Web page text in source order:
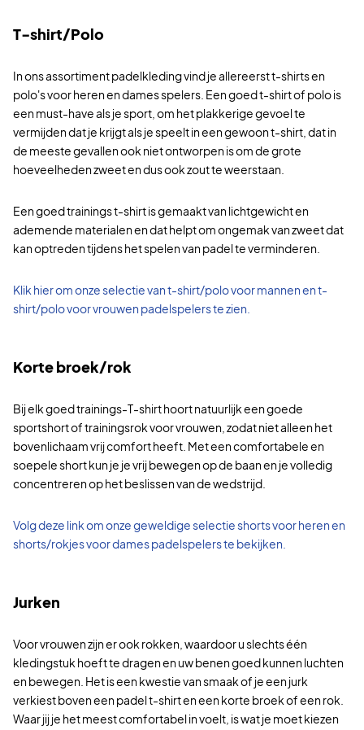
T-shirt/Polo
In ons assortiment padelkleding vind je allereerst t-shirts en
polo's voor heren en dames spelers. Een goed t-shirt of polo is
een must-have als je sport, om het plakkerige gevoel te
vermijden dat je krijgt als je speelt in een gewoon t-shirt, dat in
de meeste gevallen ook niet ontworpen is om de grote
hoeveelheden zweet en dus ook zout te weerstaan.
Een goed trainings t-shirt is gemaakt van lichtgewicht en
ademende materialen en dat helpt om ongemak van zweet dat
kan optreden tijdens het spelen van padel te verminderen.
Klik hier om onze selectie van t-shirt/polo voor mannen en t-
shirt/polo voor vrouwen padelspelers te zien.
Korte broek/rok
Bij elk goed trainings-T-shirt hoort natuurlijk een goede
sportshort of trainingsrok voor vrouwen, zodat niet alleen het
bovenlichaam vrij comfort heeft. Met een comfortabele en
soepele short kun je je vrij bewegen op de baan en je volledig
concentreren op het beslissen van de wedstrijd.
Volg deze link om onze geweldige selectie shorts voor heren en
shorts/rokjes voor dames padelspelers te bekijken.
Jurken
Voor vrouwen zijn er ook rokken, waardoor u slechts één
kledingstuk hoeft te dragen en uw benen goed kunnen luchten
en bewegen. Het is een kwestie van smaak of je een jurk
verkiest boven een padel t-shirt en een korte broek of een rok.
Waar jij je het meest comfortabel in voelt, is wat je moet kiezen